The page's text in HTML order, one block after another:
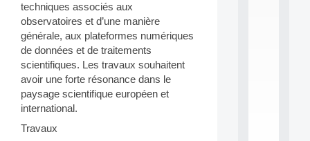
techniques associés aux
observatoires et d’une manière
générale, aux plateformes numériques
de données et de traitements
scientifiques. Les travaux souhaitent
avoir une forte résonance dans le
paysage scientifique européen et
international.
Travaux